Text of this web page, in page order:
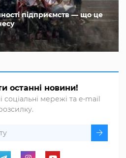
підприємств — що це
останні новини!
соціальні мережі та e-mail